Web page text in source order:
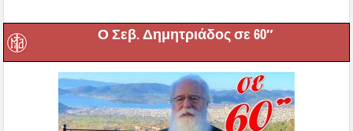
Ο Σεβ. Δημητριάδος σε 60″